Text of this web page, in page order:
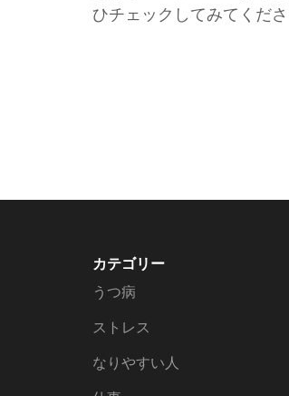
ひチェックしてみてくださ
カテゴリー
うつ病
ストレス
なりやすい人